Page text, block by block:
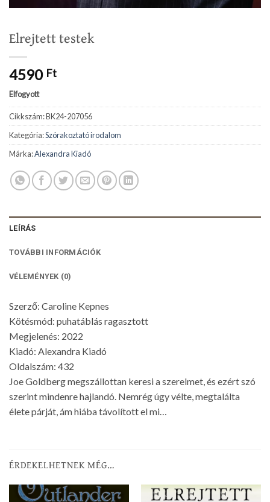
Elrejtett testek
4590 Ft
Elfogyott
Cikkszám:BK24-207056
Kategória:Szórakoztató irodalom
Márka:Alexandra Kiadó
LEÍRÁS
TOVÁBBI INFORMÁCIÓK
VÉLEMÉNYEK (0)
Szerző: Caroline Kepnes
Kötésmód: puhatáblás ragasztott
Megjelenés: 2022
Kiadó: Alexandra Kiadó
Oldalszám: 432
Joe Goldberg megszállottan keresi a szerelmet, és ezért szó
szerint mindenre hajlandó. Nemrég úgy vélte, megtalálta
élete párját, ám hiába távolított el mi…
ÉRDEKELHETNEK MÉG…